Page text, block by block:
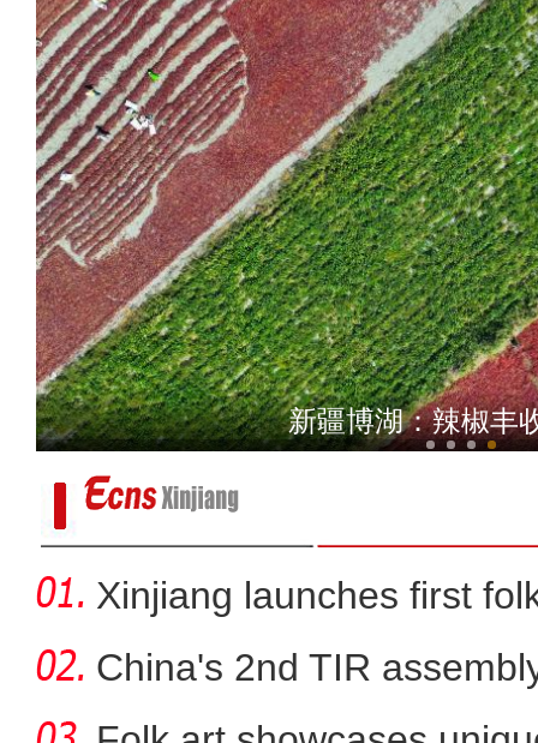
【铸牢共同体 中华一家亲
新疆博湖：辣椒丰
Xinjiang launches first
China's 2nd TIR